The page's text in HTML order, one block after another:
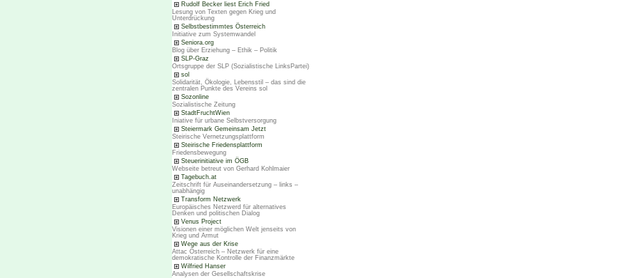
Rudolf Becker liest Erich Fried
Lesung von Texten gegen Krieg und
Unterdrückung
Selbstbestimmtes Österreich
Initiative zum Systemwandel
Seniora.org
Blog über Erziehung – Ethik – Politik
SLP-Graz
Ortsgruppe der SLP (Sozialistische LinksPartei)
sol
Solidarität, Ökologie, Lebensstil – das sind die
zentralen Punkte des Vereins sol
Sozonline
Sozialistische Zeitung
StadtFruchtWien
Iniative für urbane Selbstversorgung
Steiermark Gemeinsam Jetzt
Steirische Vernetzungsplattform
Steirische Friedensplattform
Friedensbewegung
Steuerinitiative im ÖGB
Webseite betreut von Gerhard Kohlmaier
Tagebuch.at
Zeitschrift für Auseinandersetzung – links –
unabhängig
Transform Netzwerk
Europäisches Netzwerd für alternatives
Denken und politischen Dialog
Venus Project
Visionen einer möglichen Welt jenseits von
Krieg und Armut
Wege aus der Krise
Attac Österreich – Netzwerk für eine
demokratische Kontrolle der Finanzmärkte
Wilfried Hanser
Analysen der Gesellschaftskrise